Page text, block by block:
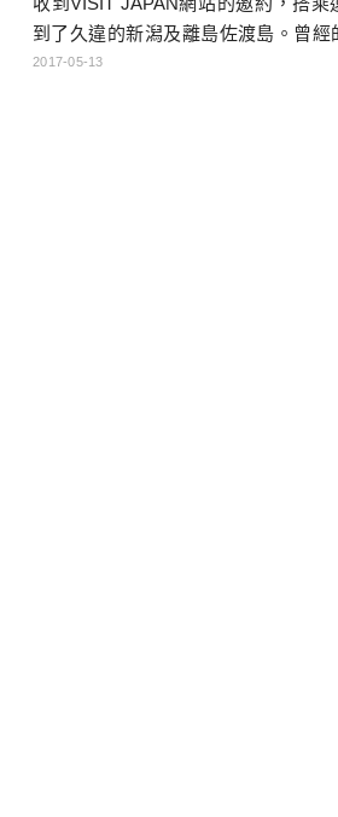
到了久違的新潟及離島佐渡島。曾經
礦山，也是世界遺產候補地的「佐渡
2017-05-13